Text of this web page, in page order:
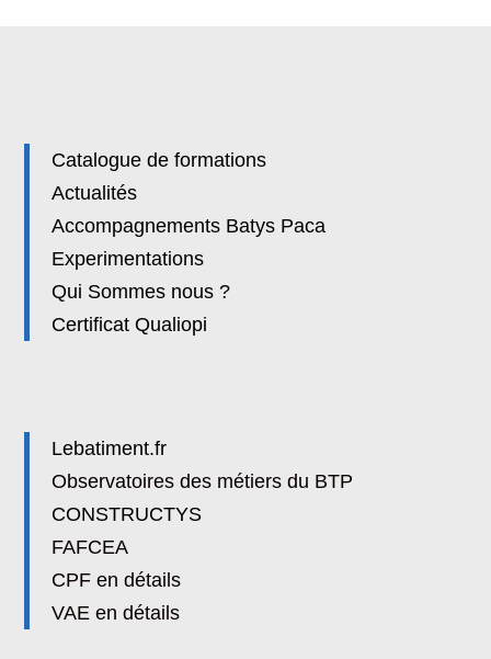
Catalogue de formations
Actualités
Accompagnements Batys Paca
Experimentations
Qui Sommes nous ?
Certificat Qualiopi
Lebatiment.fr
Observatoires des métiers du BTP
CONSTRUCTYS
FAFCEA
CPF en détails
VAE en détails